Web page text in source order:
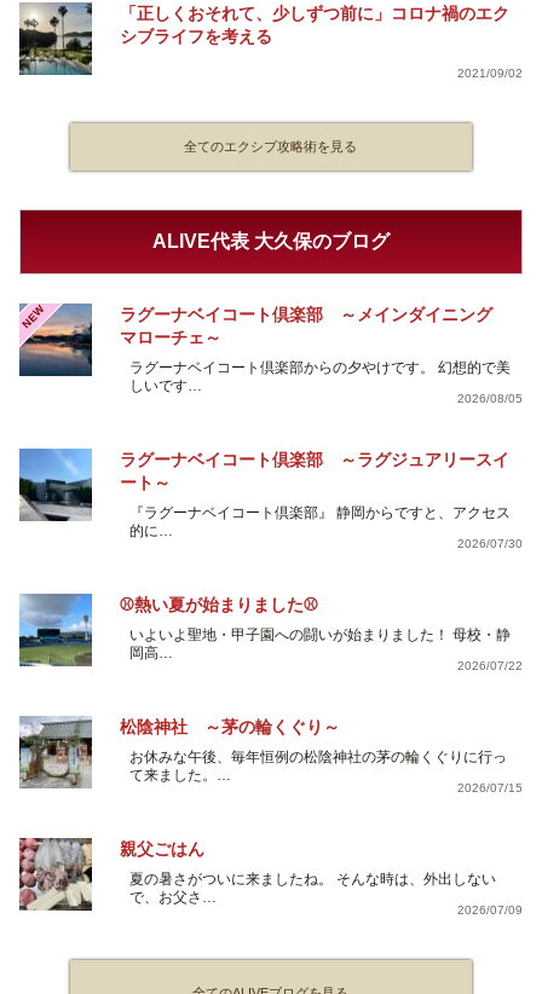
「正しくおそれて、少しずつ前に」コロナ禍のエク
シブライフを考える
2021/09/02
全てのエクシブ攻略術を見る
ALIVE代表 大久保のブログ
NEW
ラグーナベイコート倶楽部 ～メインダイニング
マローチェ～
ラグーナベイコート倶楽部からの夕やけです。 幻想的で美
しいです…
2026/08/05
ラグーナベイコート倶楽部 ～ラグジュアリースイ
ート～
『ラグーナベイコート倶楽部』 静岡からですと、アクセス
的に…
2026/07/30
⚾熱い夏が始まりました⚾
いよいよ聖地・甲子園への闘いが始まりました！ 母校・静
岡高…
2026/07/22
松陰神社 ～茅の輪くぐり～
お休みな午後、毎年恒例の松陰神社の茅の輪くぐりに行っ
て来ました。…
2026/07/15
親父ごはん
夏の暑さがついに来ましたね。 そんな時は、外出しない
で、お父さ…
2026/07/09